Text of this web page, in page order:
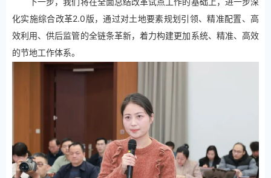
化实施综合改革2.0版，通过对土地要素规划引领、精准配置、高
效利用、供后监管的全链条革新，着力构建更加系统、精准、高效
的节地工作体系。